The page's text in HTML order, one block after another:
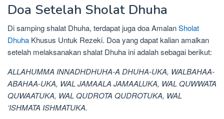
Doa Setelah Sholat Dhuha
Di samping shalat Dhuha, terdapat juga doa AmalanSholat
Dhuha Khusus Untuk Rezeki. Doa yang dapat kalian amalkan
setelah melaksanakan shalat Dhuha ini adalah sebagai berikut:
ALLAHUMMA INNADHDHUHA-A DHUHA-UKA, WALBAHAA-
ABAHAA-UKA, WAL JAMAALA JAMAALUKA, WAL QUWWATA
QUWAATUKA, WAL QUDROTA QUDROTUKA, WAL
‘ISHMATA ISHMATUKA.